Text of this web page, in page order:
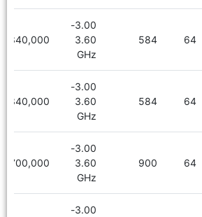
64
584
3.00-
3.60
GHz
5,340,000
64
584
3.00-
3.60
GHz
5,340,000
64
900
3.00-
3.60
GHz
5,700,000
3.00-